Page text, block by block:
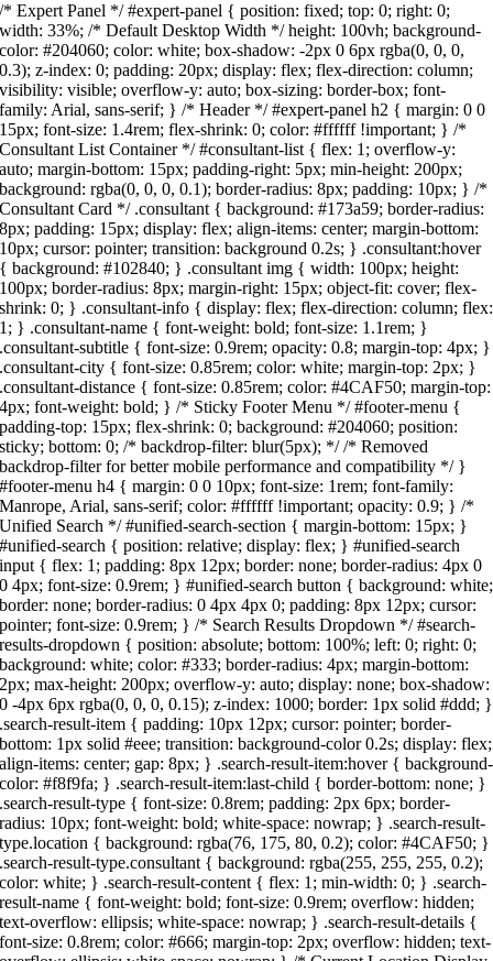
/* Expert Panel */ #expert-panel { position: fixed; top: 0; right: 0;
width: 33%; /* Default Desktop Width */ height: 100vh; background-
color: #204060; color: white; box-shadow: -2px 0 6px rgba(0, 0, 0,
0.3); z-index: 0; padding: 20px; display: flex; flex-direction: column;
visibility: visible; overflow-y: auto; box-sizing: border-box; font-
family: Arial, sans-serif; } /* Header */ #expert-panel h2 { margin: 0 0
15px; font-size: 1.4rem; flex-shrink: 0; color: #ffffff !important; } /*
Consultant List Container */ #consultant-list { flex: 1; overflow-y:
auto; margin-bottom: 15px; padding-right: 5px; min-height: 200px;
background: rgba(0, 0, 0, 0.1); border-radius: 8px; padding: 10px; } /*
Consultant Card */ .consultant { background: #173a59; border-radius:
8px; padding: 15px; display: flex; align-items: center; margin-bottom:
10px; cursor: pointer; transition: background 0.2s; } .consultant:hover
{ background: #102840; } .consultant img { width: 100px; height:
100px; border-radius: 8px; margin-right: 15px; object-fit: cover; flex-
shrink: 0; } .consultant-info { display: flex; flex-direction: column; flex:
1; } .consultant-name { font-weight: bold; font-size: 1.1rem; }
.consultant-subtitle { font-size: 0.9rem; opacity: 0.8; margin-top: 4px; }
.consultant-city { font-size: 0.85rem; color: white; margin-top: 2px; }
.consultant-distance { font-size: 0.85rem; color: #4CAF50; margin-top:
4px; font-weight: bold; } /* Sticky Footer Menu */ #footer-menu {
padding-top: 15px; flex-shrink: 0; background: #204060; position:
sticky; bottom: 0; /* backdrop-filter: blur(5px); */ /* Removed
backdrop-filter for better mobile performance and compatibility */ }
#footer-menu h4 { margin: 0 0 10px; font-size: 1rem; font-family:
Manrope, Arial, sans-serif; color: #ffffff !important; opacity: 0.9; } /*
Unified Search */ #unified-search-section { margin-bottom: 15px; }
#unified-search { position: relative; display: flex; } #unified-search
input { flex: 1; padding: 8px 12px; border: none; border-radius: 4px 0
0 4px; font-size: 0.9rem; } #unified-search button { background: white;
border: none; border-radius: 0 4px 4px 0; padding: 8px 12px; cursor:
pointer; font-size: 0.9rem; } /* Search Results Dropdown */ #search-
results-dropdown { position: absolute; bottom: 100%; left: 0; right: 0;
background: white; color: #333; border-radius: 4px; margin-bottom:
2px; max-height: 200px; overflow-y: auto; display: none; box-shadow:
0 -4px 6px rgba(0, 0, 0, 0.15); z-index: 1000; border: 1px solid #ddd; }
.search-result-item { padding: 10px 12px; cursor: pointer; border-
bottom: 1px solid #eee; transition: background-color 0.2s; display: flex;
align-items: center; gap: 8px; } .search-result-item:hover { background-
color: #f8f9fa; } .search-result-item:last-child { border-bottom: none; }
.search-result-type { font-size: 0.8rem; padding: 2px 6px; border-
radius: 10px; font-weight: bold; white-space: nowrap; } .search-result-
type.location { background: rgba(76, 175, 80, 0.2); color: #4CAF50; }
.search-result-type.consultant { background: rgba(255, 255, 255, 0.2);
color: white; } .search-result-content { flex: 1; min-width: 0; } .search-
result-name { font-weight: bold; font-size: 0.9rem; overflow: hidden;
text-overflow: ellipsis; white-space: nowrap; } .search-result-details {
font-size: 0.8rem; color: #666; margin-top: 2px; overflow: hidden; text-